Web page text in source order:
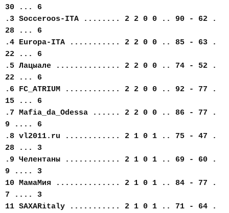
30 ... 6
.3 Socceroos-ITA ........ 2 2 0 0 .. 90 - 62 .
28 ... 6
.4 Europa-ITA ........... 2 2 0 0 .. 85 - 63 .
22 ... 6
.5 Лацыале .............. 2 2 0 0 .. 74 - 52 .
22 ... 6
.6 FC_АTRIUM ............ 2 2 0 0 .. 92 - 77 .
15 ... 6
.7 Mafia_da_Odessa ...... 2 2 0 0 .. 86 - 77 .
9 .... 6
.8 vl2011.ru ............ 2 1 0 1 .. 75 - 47 .
28 ... 3
.9 Челентаны ............ 2 1 0 1 .. 69 - 60 .
9 .... 3
10 МамаМия .............. 2 1 0 1 .. 84 - 77 .
7 .... 3
11 SAXARitaly ........... 2 1 0 1 .. 71 - 64 .